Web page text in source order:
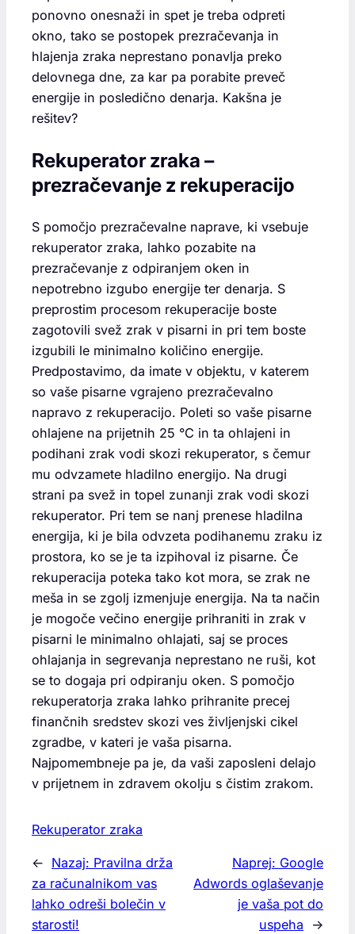
ponovno onesnaži in spet je treba odpreti
okno, tako se postopek prezračevanja in
hlajenja zraka neprestano ponavlja preko
delovnega dne, za kar pa porabite preveč
energije in posledično denarja. Kakšna je
rešitev?
Rekuperator zraka –
prezračevanje z rekuperacijo
S pomočjo prezračevalne naprave, ki vsebuje
rekuperator zraka, lahko pozabite na
prezračevanje z odpiranjem oken in
nepotrebno izgubo energije ter denarja. S
preprostim procesom rekuperacije boste
zagotovili svež zrak v pisarni in pri tem boste
izgubili le minimalno količino energije.
Predpostavimo, da imate v objektu, v katerem
so vaše pisarne vgrajeno prezračevalno
napravo z rekuperacijo. Poleti so vaše pisarne
ohlajene na prijetnih 25 °C in ta ohlajeni in
podihani zrak vodi skozi rekuperator, s čemur
mu odvzamete hladilno energijo. Na drugi
strani pa svež in topel zunanji zrak vodi skozi
rekuperator. Pri tem se nanj prenese hladilna
energija, ki je bila odvzeta podihanemu zraku iz
prostora, ko se je ta izpihoval iz pisarne. Če
rekuperacija poteka tako kot mora, se zrak ne
meša in se zgolj izmenjuje energija. Na ta način
je mogoče večino energije prihraniti in zrak v
pisarni le minimalno ohlajati, saj se proces
ohlajanja in segrevanja neprestano ne ruši, kot
se to dogaja pri odpiranju oken. S pomočjo
rekuperatorja zraka lahko prihranite precej
finančnih sredstev skozi ves življenjski cikel
zgradbe, v kateri je vaša pisarna.
Najpomembneje pa je, da vaši zaposleni delajo
v prijetnem in zdravem okolju s čistim zrakom.
Rekuperator zraka
← Nazaj: Pravilna drža
za računalnikom vas
lahko odreši bolečin v
starosti!
Naprej: Google
Adwords oglaševanje
je vaša pot do
uspeha
→